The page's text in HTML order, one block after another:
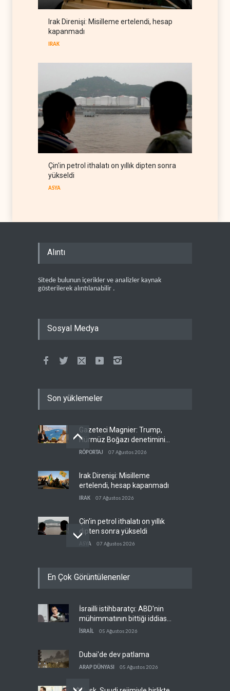
ABD, Suudi Arabistan'dan
ilk kez durdurdu
Irak Direnişi: Misilleme ertelendi, hesap
kapanmadı
IRAK
Çin'in petrol ithalatı on yıllık dipten sonra
yükseldi
ASYA
Alıntı
Sitede bulunun içerikler ve analizler kaynak
gösterilerek alıntılanabilir .
Sosyal Medya
Son yüklemeler
Gazeteci Magnier: Trump,
Hürmüz Boğazı denetimini
doğrudan İran ve Umman'a
RÖPORTAJ 07 Ağustos 2026
Irak Direnişi: Misilleme
ertelendi, hesap kapanmadı
IRAK 07 Ağustos 2026
Çin'in petrol ithalatı on yıllık
dipten sonra yükseldi
ASYA 07 Ağustos 2026
sonra petrol üretimini rekor
The Telegraph: Hürmüz
anlaşması, İran’ın savaşı
kazandığını gösteriyor
BATI YARIM KÜRE
En Çok Görüntülenenler
İsrailli istihbaratçı: ABD'nin
mühimmatının bittiği iddiası
bir iç kavga
İSRAİL 05 Ağustos 2026
Dubai'de dev patlama
ARAP DÜNYASI 05 Ağustos 2026